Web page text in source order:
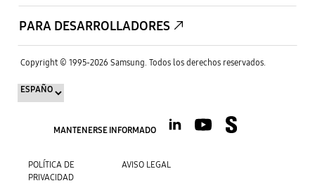
PARA DESARROLLADORES
Copyright © 1995-2026 Samsung. Todos los derechos reservados.
MANTENERSE INFORMADO
POLÍTICA DE
PRIVACIDAD
AVISO LEGAL